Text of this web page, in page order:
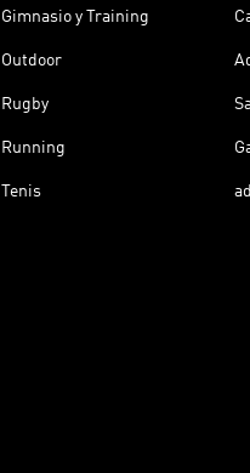
Gimnasio y Training
Outdoor
Rugby
Running
Tenis